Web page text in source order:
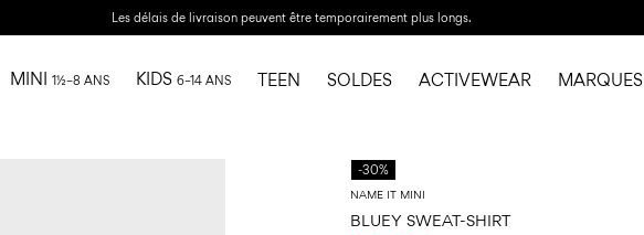
Les délais de livraison peuvent être temporairement plus longs.
MINI 1½–8 ANS KIDS 6–14 ANS TEEN SOLDES ACTIVEWEAR MARQUES
-30%
NAME IT MINI
BLUEY SWEAT-SHIRT